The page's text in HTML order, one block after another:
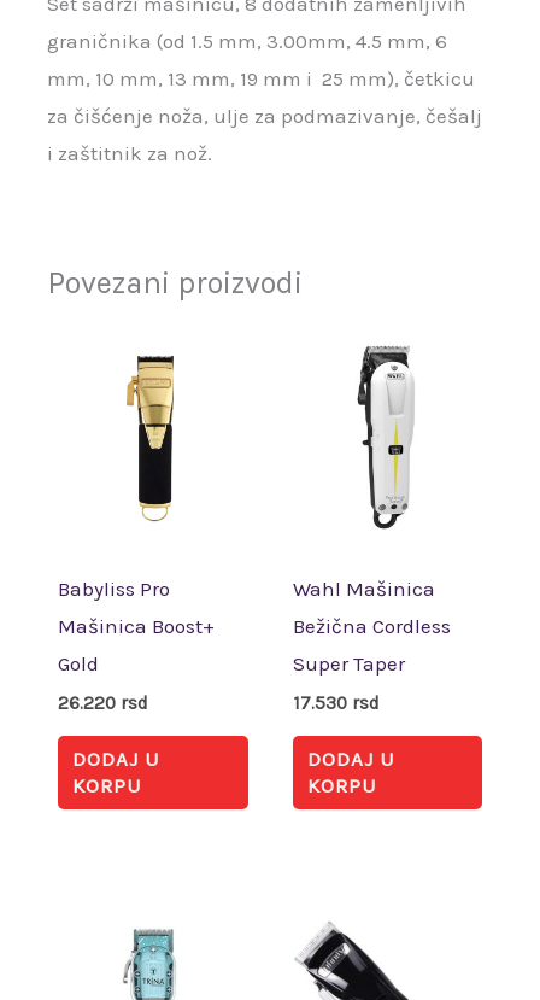
graničnika (od 1.5 mm, 3.00mm, 4.5 mm, 6
mm, 10 mm, 13 mm, 19 mm i 25 mm), četkicu
za čišćenje noža, ulje za podmazivanje, češalj
i zaštitnik za nož.
Povezani proizvodi
Babyliss Pro
Mašinica Boost+
Gold
26.220 rsd
DODAJ U
KORPU
Wahl Mašinica
Bežična Cordless
Super Taper
17.530 rsd
DODAJ U
KORPU